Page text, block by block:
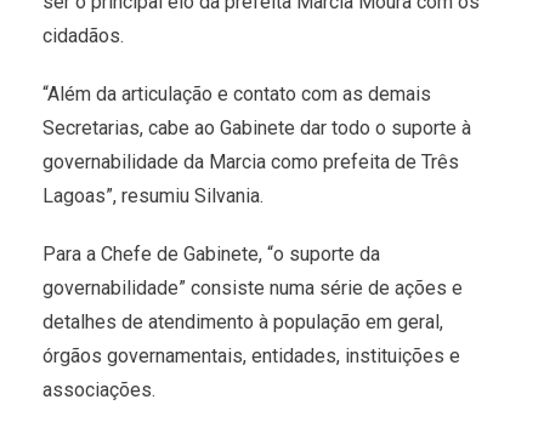
cidadãos.
“Além da articulação e contato com as demais
Secretarias, cabe ao Gabinete dar todo o suporte à
governabilidade da Marcia como prefeita de Três
Lagoas”, resumiu Silvania.
Para a Chefe de Gabinete, “o suporte da
governabilidade” consiste numa série de ações e
detalhes de atendimento à população em geral,
órgãos governamentais, entidades, instituições e
associações.